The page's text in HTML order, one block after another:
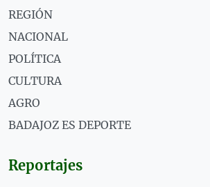
REGIÓN
NACIONAL
POLÍTICA
CULTURA
AGRO
BADAJOZ ES DEPORTE
Reportajes